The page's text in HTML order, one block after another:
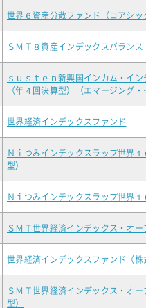
世界６資産分散ファンド（コアシッ
ＳＭＴ８資産インデックスバランス
ｓｕｓｔｅｎ新興国インカム・イ
（年４回決算型）（エマージング
世界経済インデックスファンド
Ｎｉつみインデックスラップ世界
型）
Ｎｉつみインデックスラップ世界
ＳＭＴ世界経済インデックス・オー
世界経済インデックスファンド（株
ＳＭＴ世界経済インデックス・オ
型）